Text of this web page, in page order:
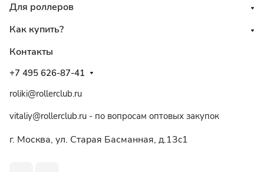
Для роллеров
Как купить?
Контакты
+7 495 626-87-41
roliki@rollerclub.ru
vitaliy@rollerclub.ru - по вопросам оптовых закупок
г. Москва, ул. Старая Басманная, д.13c1